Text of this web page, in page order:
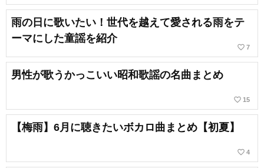
雨の日に歌いたい！世代を越えて愛される雨をテ
ーマにした童謡を紹介
favorite_border 7
男性が歌うかっこいい昭和歌謡の名曲まとめ
favorite_border 15
【梅雨】6月に聴きたいボカロ曲まとめ【初夏】
favorite_border 4